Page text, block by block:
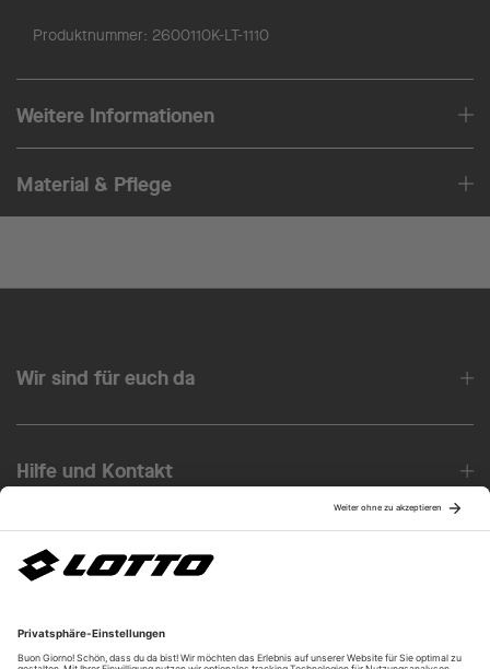
Produktnummer: 2600110K-LT-1110
Weitere Informationen
Material & Pflege
Wir sind für euch da
Hilfe und Kontakt
Über uns
Unsere Vorteile